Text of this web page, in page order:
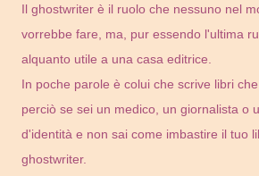
Il ghostwriter è il ruolo che nessuno nel
vorrebbe fare, ma, pur essendo l'ultima
alquanto utile a una casa editrice.
In poche parole è colui che scrive libri
perciò se sei un medico, un giornalista o
d'identità e non sai come imbastire il tuo
ghostwriter.